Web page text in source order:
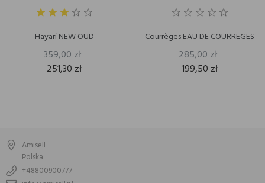
Hayari NEW OUD
359,00 zł
251,30 zł
Courrèges EAU DE COURREGES
285,00 zł
199,50 zł
Amisell
Polska
+48800900777